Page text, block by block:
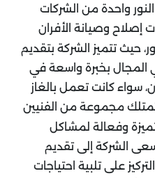
واحدة من الشركات
وصيانة الأفران
حيث تتميز الشركة بتقديم
بخبرة واسعة في
سواء كانت تعمل بالغاز
تمتلك مجموعة من الفنيين
وفعالة لمشاكل
الشركة إلى تقديم
على تلبية احتياجات